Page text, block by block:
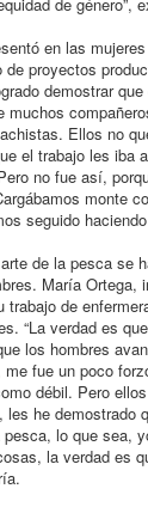
en las
proyectos
demostrar
muchos
Ellos no
el trabajo les iba
no fue así,
monte
seguido
de la pesca se
María Ortega,
trabajo de
“La verdad es
los hombres
fue un poco
débil. Pero
les he demostrado
lo que sea,
la verdad es